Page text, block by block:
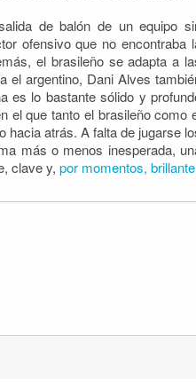
de balón de un equipo
ofensivo que no encontraba
el brasileño se adapta a
el argentino, Dani Alves
es lo bastante sólido y
el que tanto el brasileño como
hacia atrás. A falta de jugarse
más o menos inesperada,
clave y, por momentos, brillante